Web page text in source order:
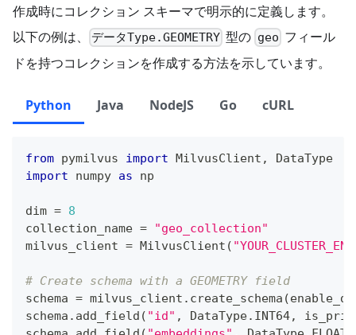
作成時にコレクション スキーマで明示的に定義します。
以下の例は、
データType.GEOMETRY 型の geo フィール
ドを持つコレクションを作成する方法を示しています。
Python Java NodeJS Go cURL
from pymilvus import MilvusClient ,
DataType
import numpy as np
dim = 8
collection_name =
"geo_collection"
milvus_client = MilvusClient (
# Create schema with a GEOMETRY field
schema = milvus_client . create_schema (
schema . add_field ( "id" , DataType. INT64,